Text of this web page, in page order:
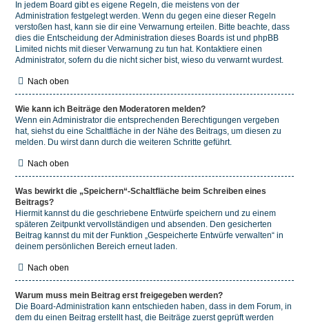
In jedem Board gibt es eigene Regeln, die meistens von der
Administration festgelegt werden. Wenn du gegen eine dieser Regeln
verstoßen hast, kann sie dir eine Verwarnung erteilen. Bitte beachte, dass
dies die Entscheidung der Administration dieses Boards ist und phpBB
Limited nichts mit dieser Verwarnung zu tun hat. Kontaktiere einen
Administrator, sofern du die nicht sicher bist, wieso du verwarnt wurdest.
Nach oben
Wie kann ich Beiträge den Moderatoren melden?
Wenn ein Administrator die entsprechenden Berechtigungen vergeben
hat, siehst du eine Schaltfläche in der Nähe des Beitrags, um diesen zu
melden. Du wirst dann durch die weiteren Schritte geführt.
Nach oben
Was bewirkt die „Speichern“-Schaltfläche beim Schreiben eines
Beitrags?
Hiermit kannst du die geschriebene Entwürfe speichern und zu einem
späteren Zeitpunkt vervollständigen und absenden. Den gesicherten
Beitrag kannst du mit der Funktion „Gespeicherte Entwürfe verwalten“ in
deinem persönlichen Bereich erneut laden.
Nach oben
Warum muss mein Beitrag erst freigegeben werden?
Die Board-Administration kann entschieden haben, dass in dem Forum, in
dem du einen Beitrag erstellt hast, die Beiträge zuerst geprüft werden